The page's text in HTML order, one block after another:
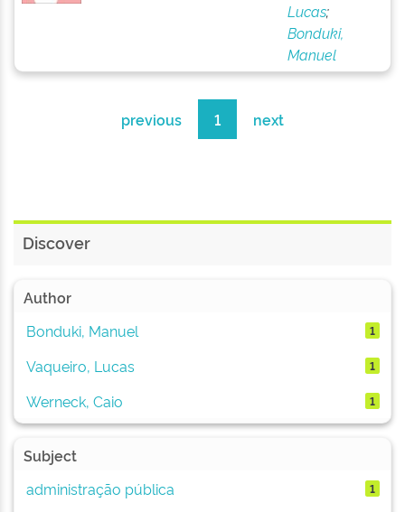
Lucas;
Bonduki,
Manuel
previous 1 next
Discover
Author
Bonduki, Manuel
1
Vaqueiro, Lucas 1
Werneck, Caio 1
Subject
administração pública
1